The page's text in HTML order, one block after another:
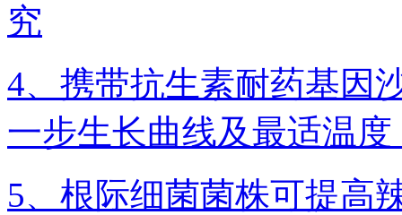
究
4、携带抗生素耐药基因
一步生长曲线及最适温度
5、根际细菌菌株可提高